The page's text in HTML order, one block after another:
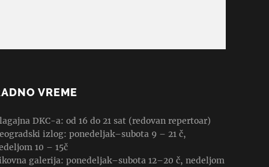
VREME
DKC-a: od 16 do 21 sat (redovan repertoar)
izlog: ponedeljak–subota 9 – 21 č,
10 – 15č
galerija: ponedeljak–subota 12–20 č, nedeljom